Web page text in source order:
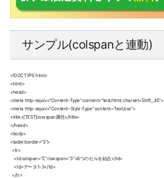
サンプル(colspanと連動)
<!DOCTYPE html>
<html>
<head>
<meta http-equiv="Content-Type" content="text/html; charset=Shift_JIS">
<meta http-equiv="Content-Style-Type" content="text/css">
<title>[TEST]rowspan属性</title>
</head>
<body>
<table border="3">